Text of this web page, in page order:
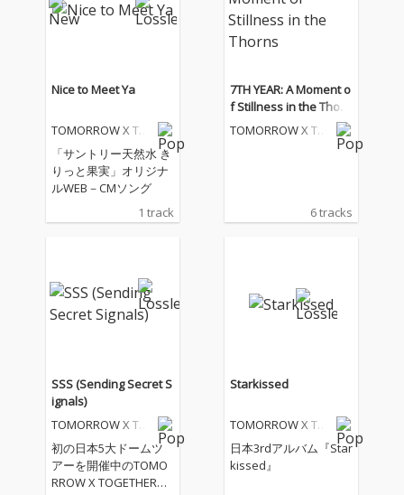
Nice to Meet Ya
TOMORROW X TO
「サントリー天然水 き
りっと果実」オリジナ
ルWEB－CMソング
1 track
7TH YEAR: A Moment o
f Stillness in the Thorn
s
TOMORROW X TO
6 tracks
SSS (Sending Secret S
ignals)
TOMORROW X TO
初の日本5大ドームツ
アーを開催中のTOMO
RROW X TOGETHERに
Starkissed
TOMORROW X TO
日本3rdアルバム『Star
kissed』